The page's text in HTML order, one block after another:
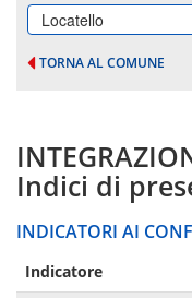
Locatello
TORNA AL COMUNE
Indici di
INDICATORI AI
Indicatore